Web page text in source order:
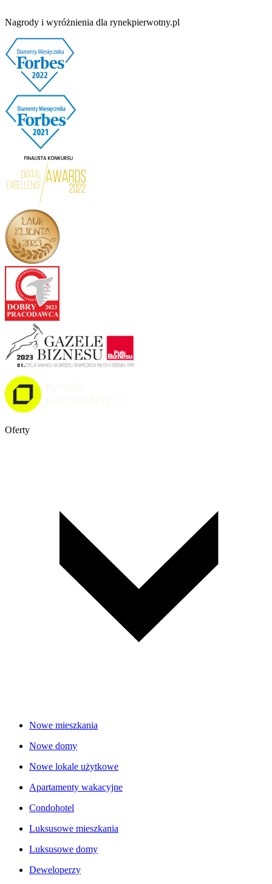
Nagrody i wyróżnienia dla rynekpierwotny.pl
Oferty
Nowe mieszkania
Nowe domy
Nowe lokale użytkowe
Apartamenty wakacyjne
Condohotel
Luksusowe mieszkania
Luksusowe domy
Deweloperzy